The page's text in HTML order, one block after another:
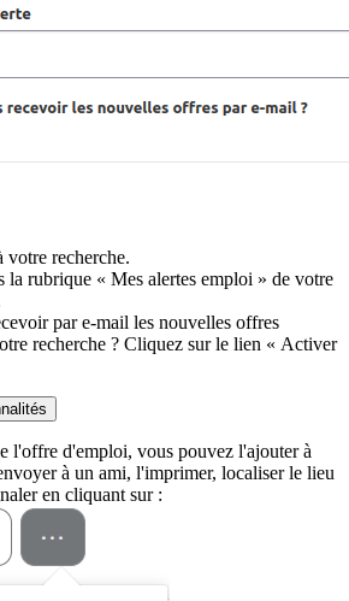
votre recherche.
la rubrique « Mes alertes emploi » de votre
par e-mail les nouvelles offres
recherche ? Cliquez sur le lien « Activer
l'offre d'emploi, vous pouvez l'ajouter à
à un ami, l'imprimer, localiser le lieu
en cliquant sur :